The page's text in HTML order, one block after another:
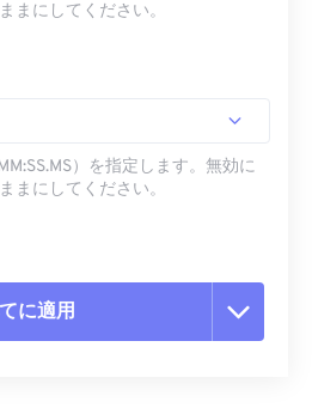
にしてください。
）を指定します。無効に
にしてください。
に適用